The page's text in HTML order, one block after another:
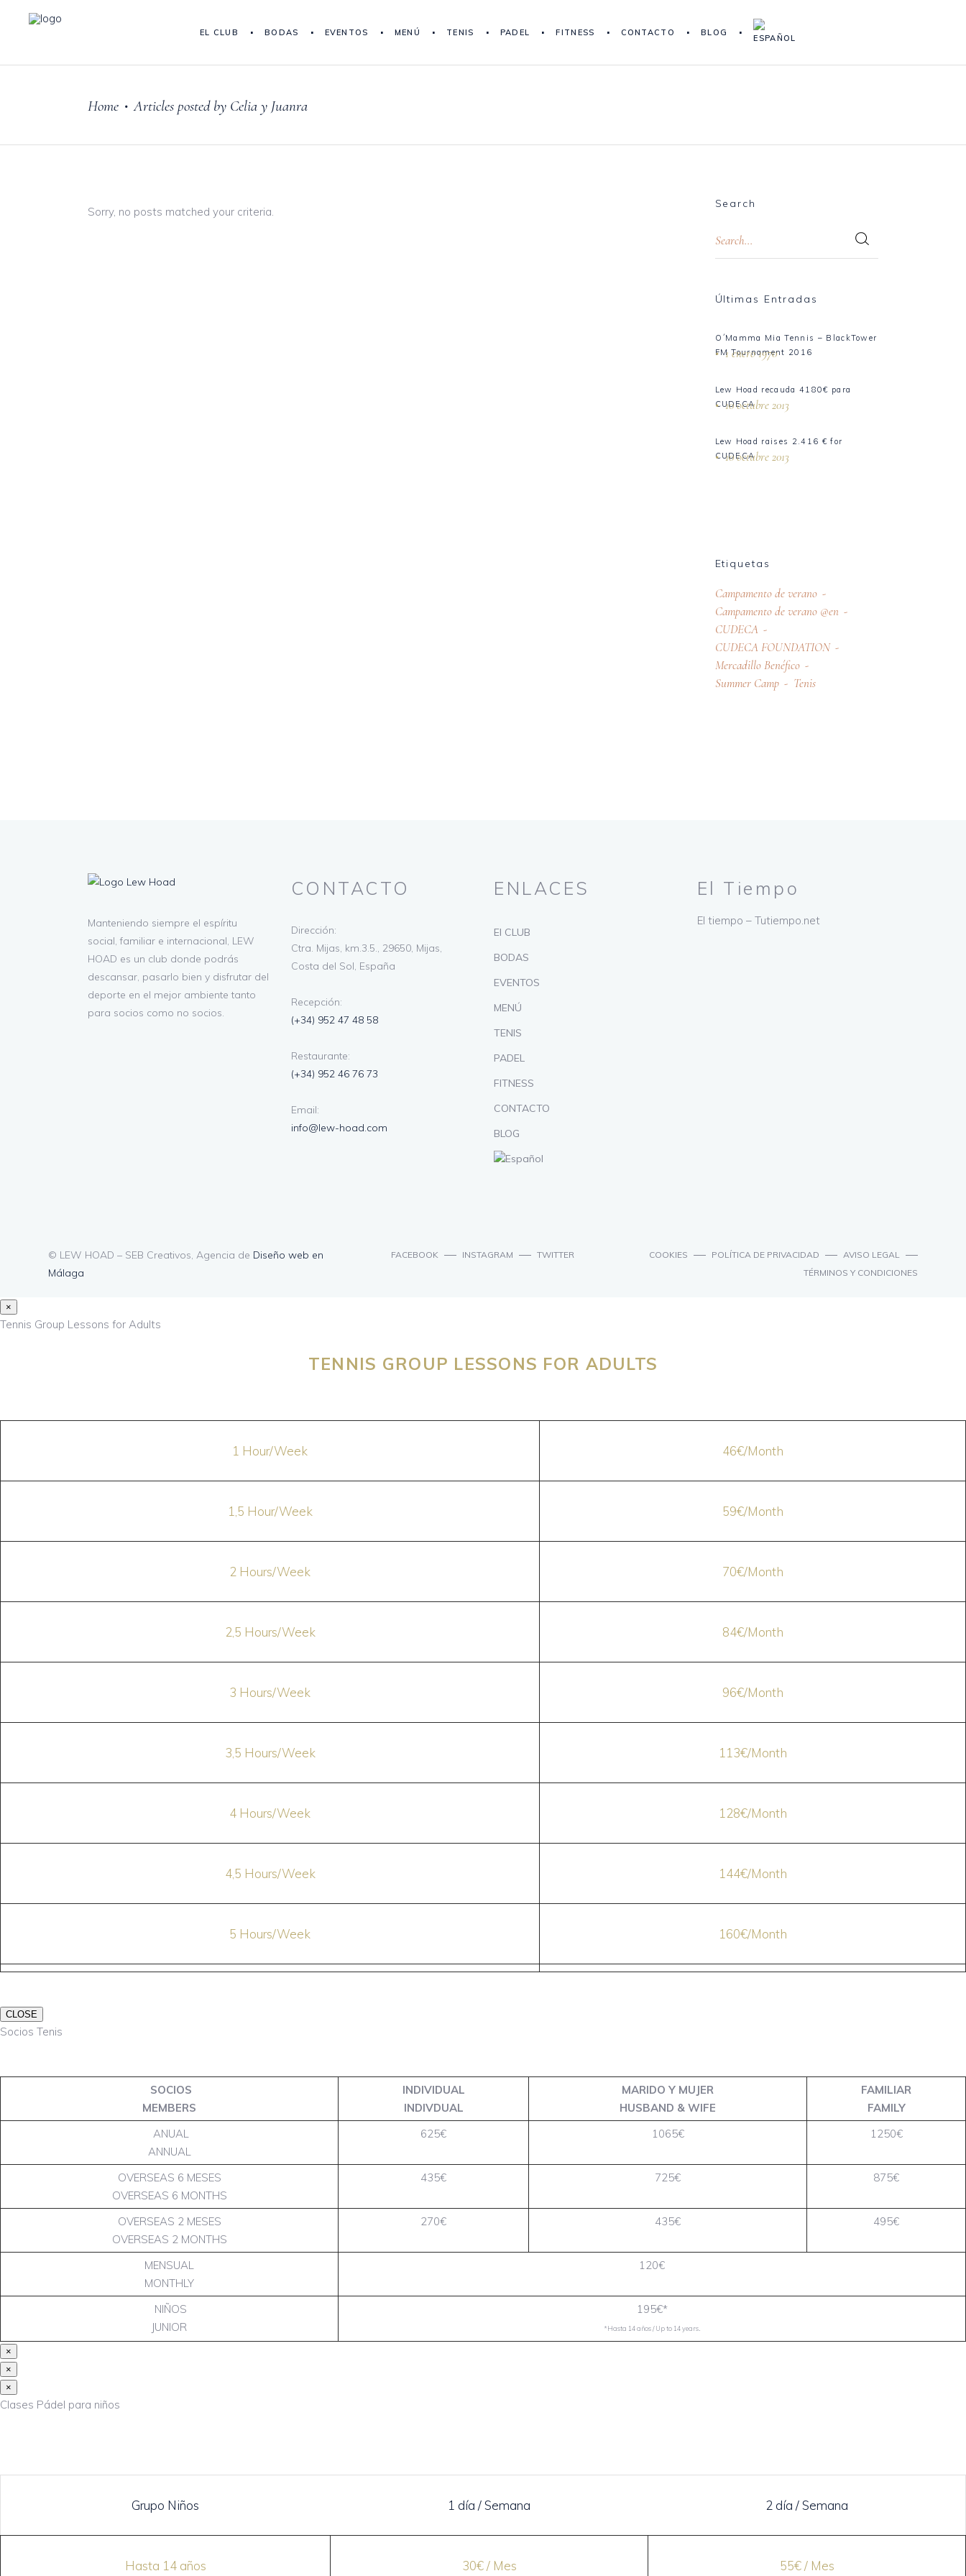
EL CLUB BODAS EVENTOS MENÚ TENIS PADEL FITNESS CONTACTO BLOG
Home • Articles posted by Celia y Juanra
Sorry, no posts matched your criteria.
Search
Últimas Entradas
O´Mamma Mia Tennis – BlackTower
FM Tournament 2016
1 enero 1970
Lew Hoad recauda 4180€ para
CUDECA
10 octubre 2013
Lew Hoad raises 2.416 € for
CUDECA
10 octubre 2013
Etiquetas
Campamento de verano
Campamento de verano @en
CUDECA
CUDECA FOUNDATION
Mercadillo Benéfico
Summer Camp
Tenis
Manteniendo siempre el espíritu
social, familiar e internacional, LEW
HOAD es un club donde podrás
descansar, pasarlo bien y disfrutar del
deporte en el mejor ambiente tanto
para socios como no socios.
CONTACTO
Dirección:
Ctra. Mijas, km.3.5., 29650, Mijas,
Costa del Sol, España
Recepción:
(+34) 952 47 48 58
Restaurante:
(+34) 952 46 76 73
Email:
info@lew-hoad.com
ENLACES
El CLUB
BODAS
EVENTOS
MENÚ
TENIS
PADEL
FITNESS
CONTACTO
BLOG
El Tiempo
El tiempo – Tutiempo.net
© LEW HOAD – SEB Creativos, Agencia de Diseño web en
Málaga
FACEBOOK INSTAGRAM TWITTER COOKIES POLÍTICA DE PRIVACIDAD
AVISO LEGAL
TÉRMINOS Y CONDICIONES
×
Tennis Group Lessons for Adults
TENNIS GROUP LESSONS FOR ADULTS
1 Hour/Week 46€/Month
1,5 Hour/Week 59€/Month
2 Hours/Week 70€/Month
2,5 Hours/Week 84€/Month
3 Hours/Week 96€/Month
3,5 Hours/Week 113€/Month
4 Hours/Week 128€/Month
4,5 Hours/Week 144€/Month
5 Hours/Week 160€/Month
CLOSE
Socios Tenis
SOCIOS
MEMBERS
INDIVIDUAL
INDIVDUAL
MARIDO Y MUJER
HUSBAND & WIFE
FAMILIAR
FAMILY
ANUAL
ANNUAL
625€ 1065€ 1250€
OVERSEAS 6 MESES
OVERSEAS 6 MONTHS
435€ 725€ 875€
OVERSEAS 2 MESES
OVERSEAS 2 MONTHS
270€ 435€ 495€
MENSUAL
MONTHLY
120€
NIÑOS
JUNIOR
195€*
*Hasta 14 años / Up to 14 years.
×
×
×
Clases Pádel para niños
Grupo Niños 1 día / Semana 2 día / Semana
Hasta 14 años 30€ / Mes 55€ / Mes